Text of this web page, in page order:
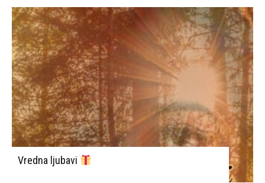
Vredna ljubavi